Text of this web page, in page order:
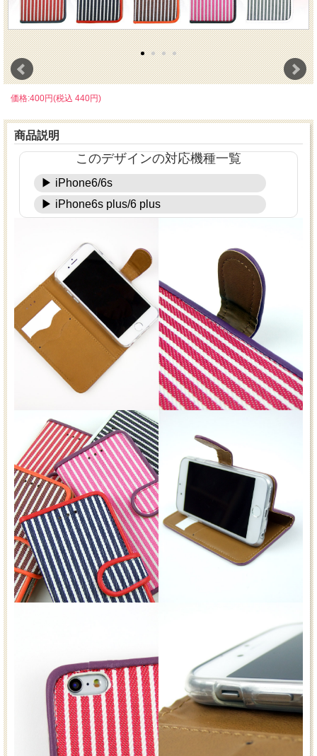
価格:400円(税込 440円)
商品説明
このデザインの対応機種一覧
▶ iPhone6/6s
▶ iPhone6s plus/6 plus